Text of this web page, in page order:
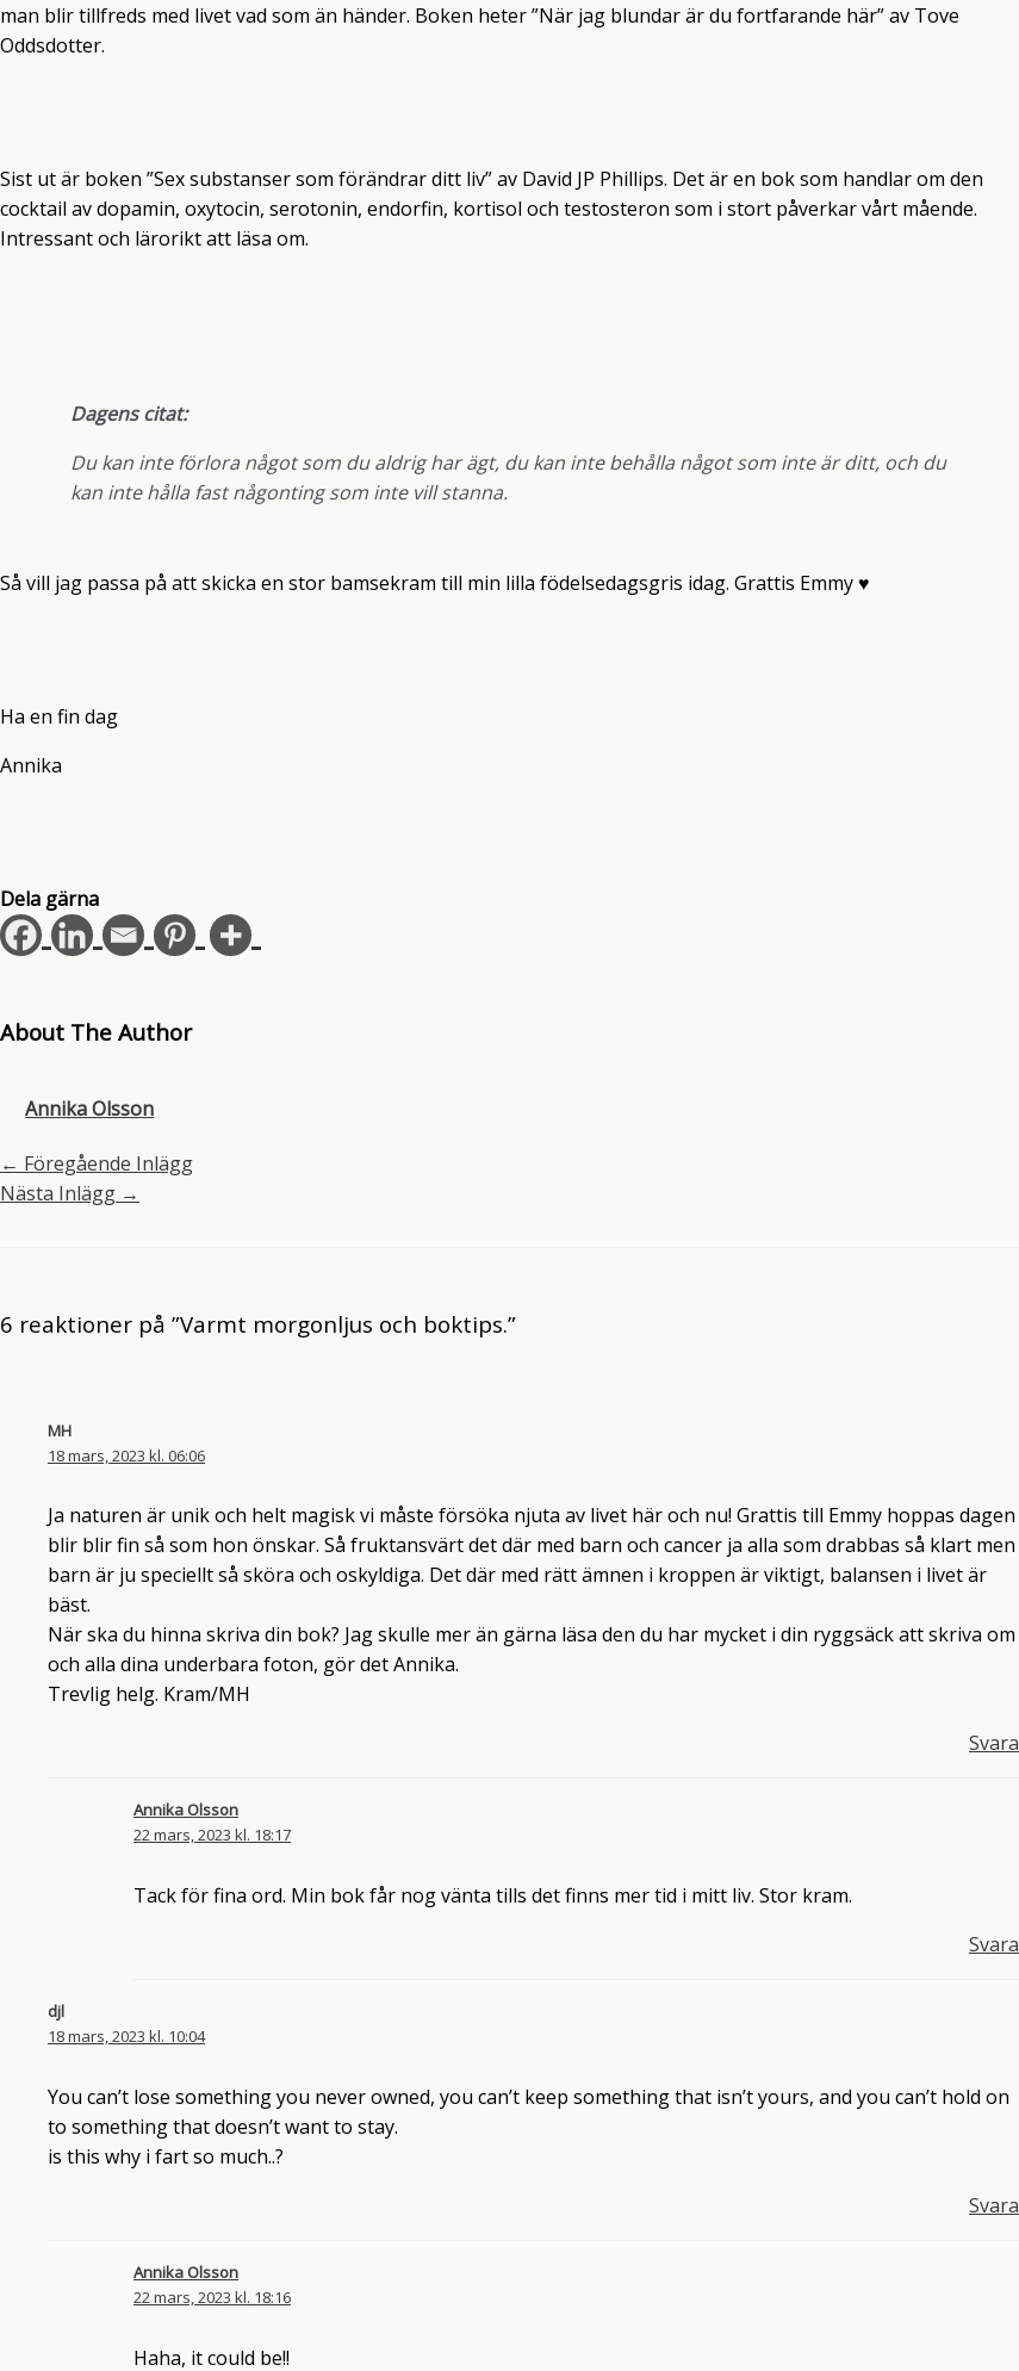
man blir tillfreds med livet vad som än händer. Boken heter ”När jag blundar är du fortfarande här” av Tove
Oddsdotter.
Sist ut är boken ”Sex substanser som förändrar ditt liv” av David JP Phillips. Det är en bok som handlar om den
cocktail av dopamin, oxytocin, serotonin, endorfin, kortisol och testosteron som i stort påverkar vårt mående.
Intressant och lärorikt att läsa om.
Dagens citat:
Du kan inte förlora något som du aldrig har ägt, du kan inte behålla något som inte är ditt, och du
kan inte hålla fast någonting som inte vill stanna.
Så vill jag passa på att skicka en stor bamsekram till min lilla födelsedagsgris idag. Grattis Emmy ♥
Ha en fin dag
Annika
Dela gärna
About The Author
Annika Olsson
← Föregående Inlägg
Nästa Inlägg →
6 reaktioner på ”Varmt morgonljus och boktips.”
MH
18 mars, 2023 kl. 06:06
Ja naturen är unik och helt magisk vi måste försöka njuta av livet här och nu! Grattis till Emmy hoppas dagen
blir blir fin så som hon önskar. Så fruktansvärt det där med barn och cancer ja alla som drabbas så klart men
barn är ju speciellt så sköra och oskyldiga. Det där med rätt ämnen i kroppen är viktigt, balansen i livet är
bäst.
När ska du hinna skriva din bok? Jag skulle mer än gärna läsa den du har mycket i din ryggsäck att skriva om
och alla dina underbara foton, gör det Annika.
Trevlig helg. Kram/MH
Svara
Annika Olsson
22 mars, 2023 kl. 18:17
Tack för fina ord. Min bok får nog vänta tills det finns mer tid i mitt liv. Stor kram.
Svara
djl
18 mars, 2023 kl. 10:04
You can’t lose something you never owned, you can’t keep something that isn’t yours, and you can’t hold on
to something that doesn’t want to stay.
is this why i fart so much..?
Svara
Annika Olsson
22 mars, 2023 kl. 18:16
Haha, it could be!!